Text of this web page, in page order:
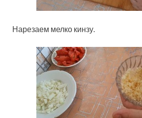
Нарезаем мелко кинзу.